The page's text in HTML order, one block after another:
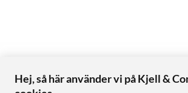
Hej, så här använder vi på Kjell &